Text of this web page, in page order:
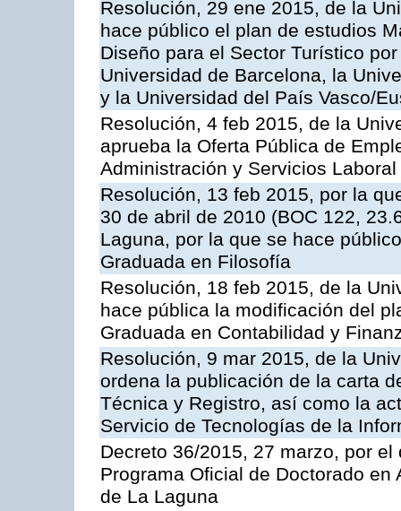
Resolución, 29 ene 2015, de la
hace público el plan de estudios
Diseño para el Sector Turístico
Universidad de Barcelona, la
y la Universidad del País Vasco/
Resolución, 4 feb 2015, de la
aprueba la Oferta Pública de
Administración y Servicios Laboral
Resolución, 13 feb 2015, por la
30 de abril de 2010 (BOC 122,
Laguna, por la que se hace
Graduada en Filosofía
Resolución, 18 feb 2015, de la
hace pública la modificación del
Graduada en Contabilidad y
Resolución, 9 mar 2015, de la
ordena la publicación de la carta
Técnica y Registro, así como la
Servicio de Tecnologías de la
Decreto 36/2015, 27 marzo, por
Programa Oficial de Doctorado
de La Laguna